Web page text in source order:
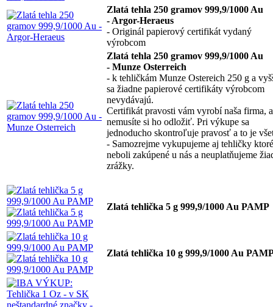
Zlatá tehla 250 gramov 999,9/1000 Au
- Argor-Heraeus
- Originál papierový certifikát vydaný
výrobcom
Zlatá tehla 250 gramov 999,9/1000 Au
- Munze Osterreich
- k tehličkám Munze Ostereich 250 g a
sa žiadne papierové certifikáty výrobcom
nevydávajú.
Certifikát pravosti vám vyrobí naša firma,
nemusíte si ho odložiť. Pri výkupe sa
jednoducho skontroľuje pravosť a to je
- Samozrejme vykupujeme aj tehličky ktoré
neboli zakúpené u nás a neuplatňujeme
zrážky.
Zlatá tehlička 5 g 999,9/1000 Au PAMP
Zlatá tehlička 10 g 999,9/1000 Au